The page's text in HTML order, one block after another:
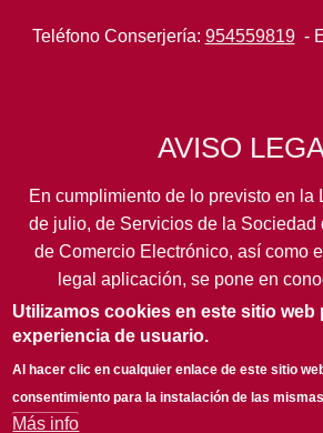
Teléfono Conserjería: 954559819-
AVISO
En cumplimiento de lo previsto en la
de julio, de Servicios de la Sociedad
de Comercio Electrónico, así como
legal aplicación, se pone en
usuarios de este portal de la
siguientes datos de información
Utilizamos cookies en este sitio web
experiencia de usuario.
Al hacer clic en cualquier enlace de este sitio
consentimiento para la instalación de las
Más info